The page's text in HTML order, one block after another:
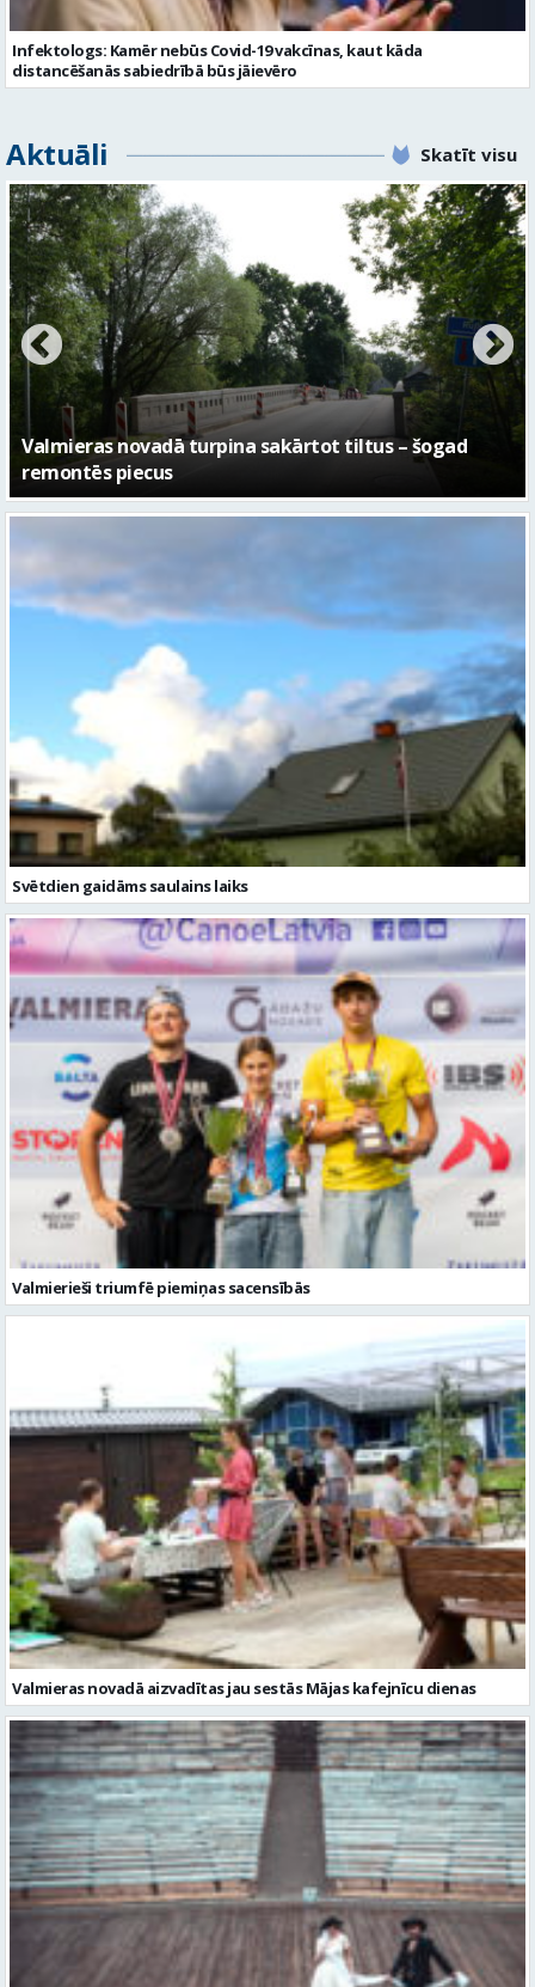
Infektologs: Kamēr nebūs Covid-19 vakcīnas, kaut kāda
distancēšanās sabiedrībā būs jāievēro
Aktuāli Skatīt visu
No pagaidu teātra līdz laikmetīgās kultūras centram
– kā attīstīsies “Kurtuve”
Svētdien gaidāms saulains laiks
Valmierieši triumfē piemiņas sacensībās
Valmieras novadā aizvadītas jau sestās Mājas kafejnīcu dienas